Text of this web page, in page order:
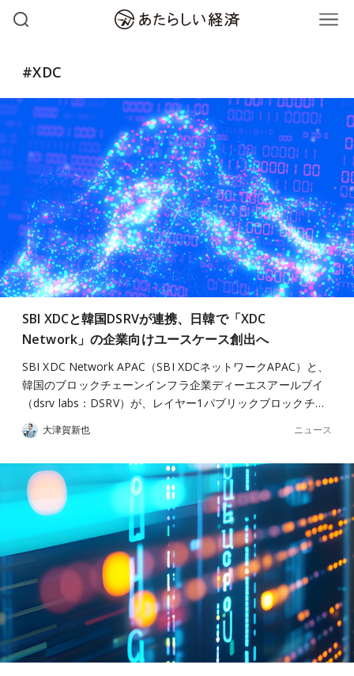
#XDC
SBI XDCと韓国DSRVが連携、日韓で「XDC
Network」の企業向けユースケース創出へ
SBI XDC Network APAC（SBI XDCネットワークAPAC）と、
韓国のブロックチェーンインフラ企業ディーエスアールブイ
（dsrv labs：DSRV）が、レイヤー1パブリックブロックチ…
大津賀新也 ニュース